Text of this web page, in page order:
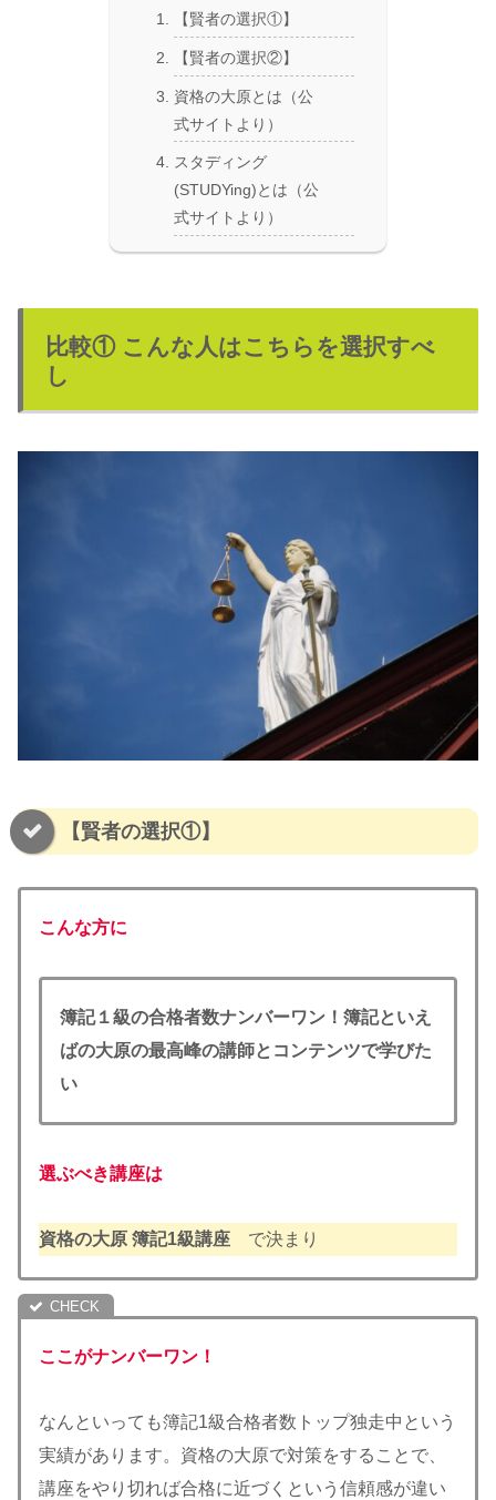
【賢者の選択①】
【賢者の選択②】
資格の大原とは（公
式サイトより）
スタディング
(STUDYing)とは（公
式サイトより）
比較① こんな人はこちらを選択すべ
し
【賢者の選択①】
こんな方に
簿記１級の合格者数ナンバーワン！簿記といえ
ばの大原の最高峰の講師とコンテンツで学びた
い
選ぶべき講座は
資格の大原 簿記1級講座 で決まり
ここがナンバーワン！
なんといっても簿記1級合格者数トップ独走中という
実績があります。資格の大原で対策をすることで、
講座をやり切れば合格に近づくという信頼感が違い